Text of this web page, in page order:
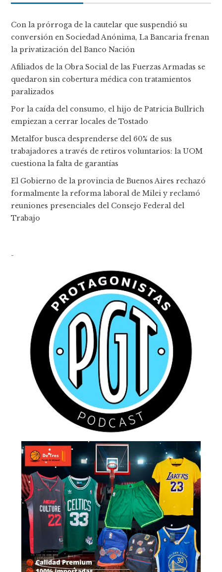
Con la prórroga de la cautelar que suspendió su
conversión en Sociedad Anónima, La Bancaria frenan
la privatización del Banco Nación
Afiliados de la Obra Social de las Fuerzas Armadas se
quedaron sin cobertura médica con tratamientos
paralizados
Por la caída del consumo, el hijo de Patricia Bullrich
empiezan a cerrar locales de Tostado
Metalfor busca desprenderse del 60% de sus
trabajadores a través de retiros voluntarios: la UOM
cuestiona la falta de garantías
El Gobierno de la provincia de Buenos Aires rechazó
formalmente la reforma laboral de Milei y reclamó
reuniones presenciales del Consejo Federal del
Trabajo
-